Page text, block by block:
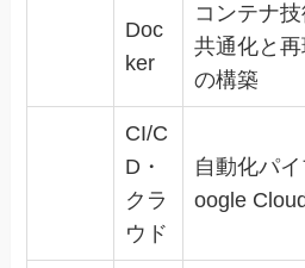
Doc
ker
コンテナ
共通化と
の構築
CI/C
D・
クラ
ウド
自動化パ
oogle